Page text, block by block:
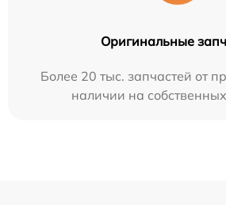
Оригинальные
Более 20 тыс. запчастей от
наличии на